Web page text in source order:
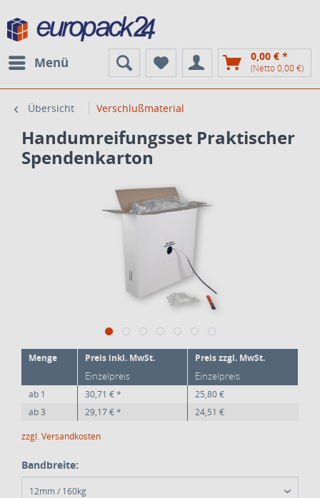
Menü 0,00 € *
(Netto 0,00 €)
Übersicht Verschlußmaterial
Handumreifungsset Praktischer
Spendenkarton
Menge Preis inkl. MwSt. Preis zzgl. MwSt.
Einzelpreis Einzelpreis
ab 1 30,71 € *
25,80 €
ab3 29,17 € *
24,51 €
zzgl. Versandkosten
Bandbreite:
12mm / 160kg